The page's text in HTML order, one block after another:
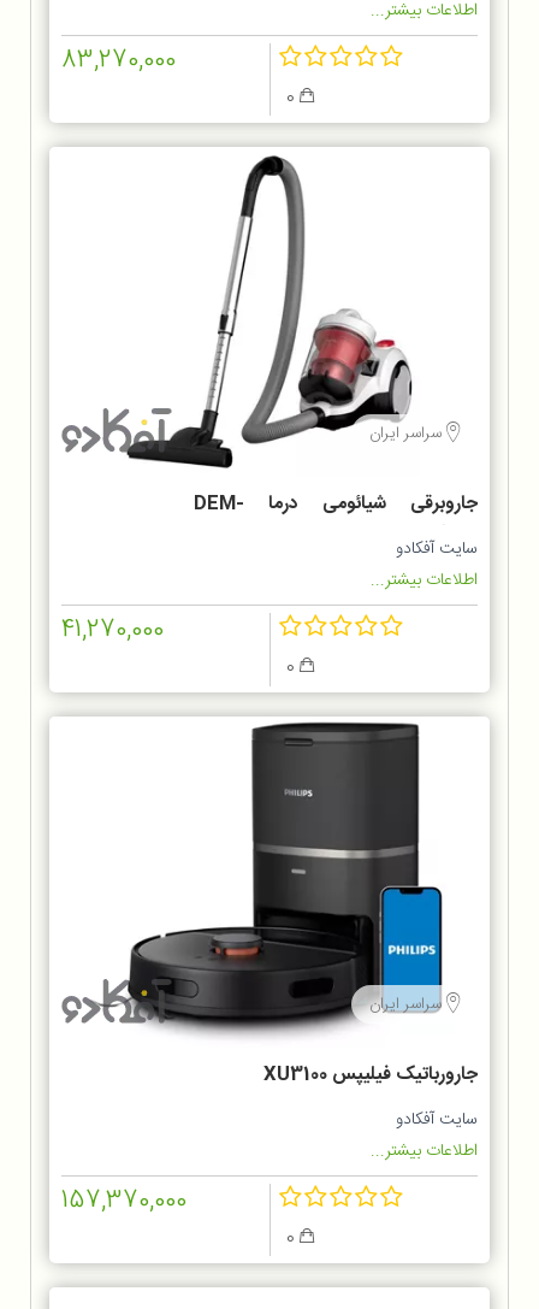
اطلاعات بیشتر...
83,270,000
سراسر ایران
جاروبرقی شیائومی درما DEM-
TJ301W
سایت آفکادو
اطلاعات بیشتر...
41,270,000
سراسر ایران
جارورباتیک فیلیپس XU3100
سایت آفکادو
اطلاعات بیشتر...
157,370,000